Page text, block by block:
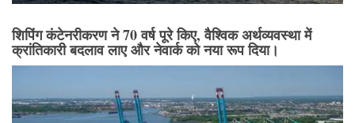
शिपिंग कंटेनरीकरण ने 70 वर्ष पूरे किए, वैश्विक अर्थव्यवस्था में
क्रांतिकारी बदलाव लाए और नेवार्क को नया रूप दिया।